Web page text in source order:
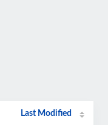
Last Modified